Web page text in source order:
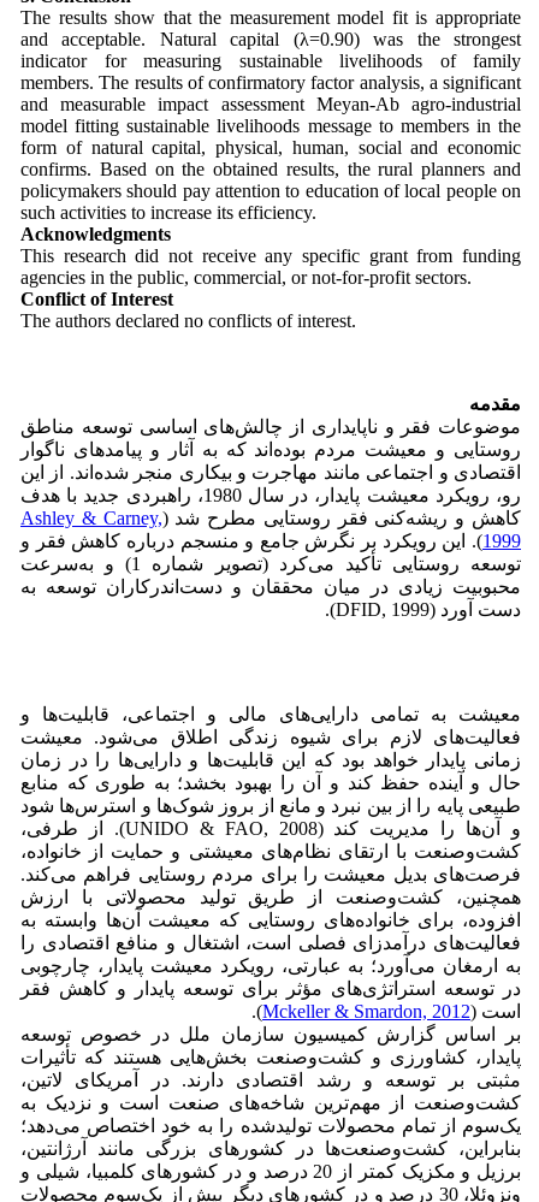
The results show that the measurement model fit is appropriate
and acceptable. Natural capital (λ=0.90) was the strongest
indicator for measuring sustainable livelihoods of family
members. The results of confirmatory factor analysis, a significant
and measurable impact assessment Meyan-Ab agro-industrial
model fitting sustainable livelihoods message to members in the
form of natural capital, physical, human, social and economic
confirms. Based on the obtained results, the rural planners and
policymakers should pay attention to education of local people on
such activities to increase its efficiency.
Acknowledgments
This research did not receive any specific grant from funding
agencies in the public, commercial, or not-for-profit sectors.
Conflict of Interest
The authors declared no conflicts of interest.
مقدمه
موضوعات فقر و ناپایداری از چالش‌های اساسی توسعه مناطق
روستایی و معیشت مردم بوده‌اند که به آثار و پیامدهای ناگوار
اقتصادی و اجتماعی مانند مهاجرت و بیکاری منجر شده‌اند. از این
رو، رویکرد معیشت پایدار، در سال 1980، راهبردی جدید با هدف
کاهش و ریشه‌کنی فقر روستایی مطرح شد (Ashley & Carney,
1999). این رویکرد بر نگرش جامع و منسجم درباره کاهش فقر و
توسعه روستایی تأکید می‌کرد (تصویر شماره 1) و به‌سرعت
محبوبیت زیادی در میان محققان و دست‌اندرکاران توسعه به
دست آورد (DFID, 1999).
معیشت به تمامی دارایی‌های مالی و اجتماعی، قابلیت‌ها و
فعالیت‌های لازم برای شیوه زندگی اطلاق می‌شود. معیشت
زمانی پایدار خواهد بود که این قابلیت‌ها و دارایی‌ها را در زمان
حال و آینده حفظ کند و آن را بهبود بخشد؛ به طوری که منابع
طبیعی پایه را از بین نبرد و مانع از بروز شوک‌ها و استرس‌ها شود
و آن‌ها را مدیریت کند (UNIDO & FAO, 2008). از طرفی،
کشت‌وصنعت با ارتقای نظام‌های معیشتی و حمایت از خانواده،
فرصت‌های بدیل معیشت را برای مردم روستایی فراهم می‌کند.
همچنین، کشت‌وصنعت از طریق تولید محصولاتی با ارزش
افزوده، برای خانواده‌های روستایی که معیشت آن‌ها وابسته به
فعالیت‌های درآمدزای فصلی است، اشتغال و منافع اقتصادی را
به ارمغان می‌آورد؛ به عبارتی، رویکرد معیشت پایدار، چارچوبی
در توسعه استراتژی‌های مؤثر برای توسعه پایدار و کاهش فقر
است (Mckeller & Smardon, 2012
).
بر اساس گزارش کمیسیون سازمان ملل در خصوص توسعه
پایدار، کشاورزی و کشت‌وصنعت بخش‌هایی هستند که تأثیرات
مثبتی بر توسعه و رشد اقتصادی دارند. در آمریکای لاتین،
کشت‌وصنعت از مهم‌ترین شاخه‌های صنعت است و نزدیک به
یک‌سوم از تمام محصولات تولیدشده را به خود اختصاص می‌دهد؛
بنابراین، کشت‌وصنعت‌ها در کشورهای بزرگی مانند آرژانتین،
برزیل و مکزیک کمتر از 20 درصد و در کشورهای کلمبیا، شیلی و
ونزوئلا، 30 درصد و در کشورهای دیگر بیش از یک‌سوم محصولات